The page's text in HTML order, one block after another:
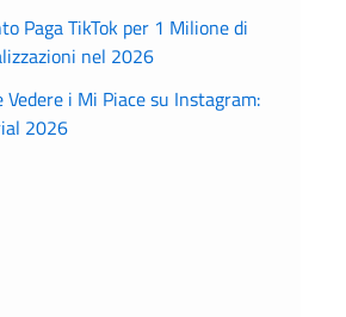
Paga TikTok per 1 Milione di
nel 2026
Vedere i Mi Piace su Instagram:
2026